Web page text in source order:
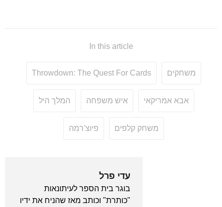
In this article
משחקים Throwdown: The Quest For Cards
אבא אמריקאי איש משפחה המלך היל
משחק קלפים פיוצ'רמה
עדי פרל
בוגר בית הספר לעיתונאות
"כותרת" וכותב מאז שהניח את ידיו